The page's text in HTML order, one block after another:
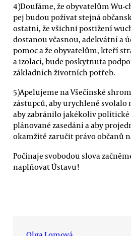
4)Doufáme, že obyvatelům Wu-
pej budou požívat stejná
ostatní, že všichni postižení
dostanou včasnou, adekvátní a
pomoc a že obyvatelům, kteří
a izolací, bude poskytnuta
základních životních potřeb.
5)Apelujeme na Všečínské
zástupců, aby urychleně svolalo
aby zabránilo jakékoliv
plánované zasedání a aby
okamžitě zaručit právo občanů
Počínaje svobodou slova
naplňovat Ústavu!